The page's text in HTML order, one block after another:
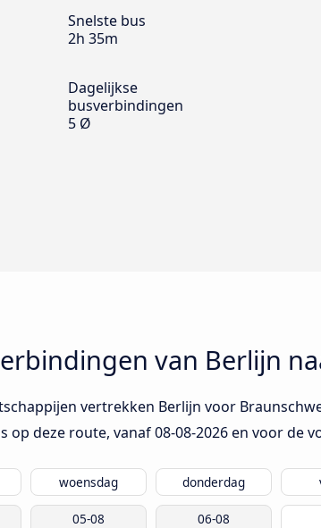
Snelste bus
2h 35m
Dagelijkse
busverbindingen
5 Ø
van Berlijn
vertrekken Berlijn voor
op deze route, vanaf08-08-2026en voor de
woensdag donderdag
05-08 06-08